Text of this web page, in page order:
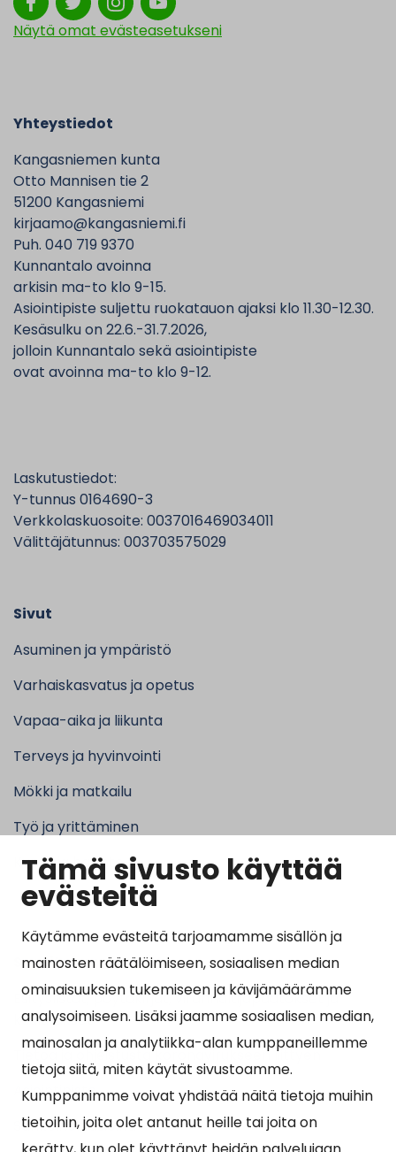
Tämä sivusto käyttää
evästeitä
Käytämme evästeitä tarjoamamme sisällön ja
mainosten räätälöimiseen, sosiaalisen median
ominaisuuksien tukemiseen ja kävijämäärämme
analysoimiseen. Lisäksi jaamme sosiaalisen median,
mainosalan ja analytiikka-alan kumppaneillemme
tietoja siitä, miten käytät sivustoamme.
Kumppanimme voivat yhdistää näitä tietoja muihin
tietoihin, joita olet antanut heille tai joita on
Näytä omat evästeasetukseni
Yhteystiedot
Kangasniemen kunta
Otto Mannisen tie 2
51200 Kangasniemi
kirjaamo@kangasniemi.fi
Puh. 040 719 9370
Kunnantalo avoinna
arkisin ma-to klo 9-15.
Asiointipiste suljettu ruokatauon ajaksi klo 11.30-12.30.
Kesäsulku on 22.6.-31.7.2026,
jolloin Kunnantalo sekä asiointipiste
ovat avoinna ma-to klo 9-12.
Laskutustiedot:
Y-tunnus 0164690-3
Verkkolaskuosoite: 0037016469034011
Välittäjätunnus: 003703575029
Sivut
Asuminen ja ympäristö
Varhaiskasvatus ja opetus
Vapaa-aika ja liikunta
Terveys ja hyvinvointi
Mökki ja matkailu
Työ ja yrittäminen
Kunta ja hallinto
Suosituimmat sivut
Esityslistat, pöytäkirjat, viranhaltijapäätökset ja
kuulutukset
Tietoa ja ohjeistusta koronavirukseen liittyen
Asiointipiste
Sähköinen asiointi